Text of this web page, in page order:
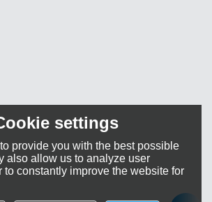
settings
provide you with the best possible
also allow us to analyze user
to constantly improve the website for